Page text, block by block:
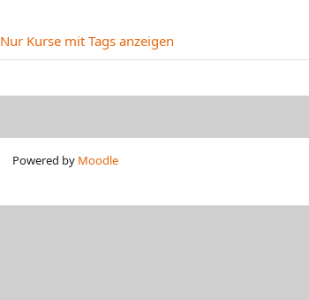
Nur Kurse mit Tags anzeigen
Powered by Moodle